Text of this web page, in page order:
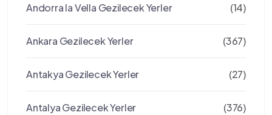
Andorra la Vella Gezilecek Yerler (14)
Ankara Gezilecek Yerler (367)
Antakya Gezilecek Yerler (27)
Antalya Gezilecek Yerler (376)